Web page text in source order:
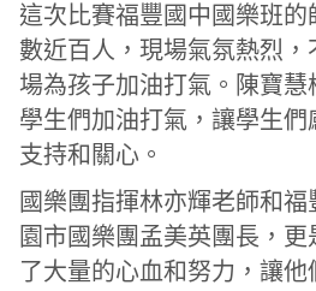
這次比賽福豐國中國樂班
數近百人，現場氣氛熱烈
場為孩子加油打氣。陳寶
學生們加油打氣，讓學生
支持和關心。
國樂團指揮林亦輝老師和
園市國樂團孟美英團長，
了大量的心血和努力，讓